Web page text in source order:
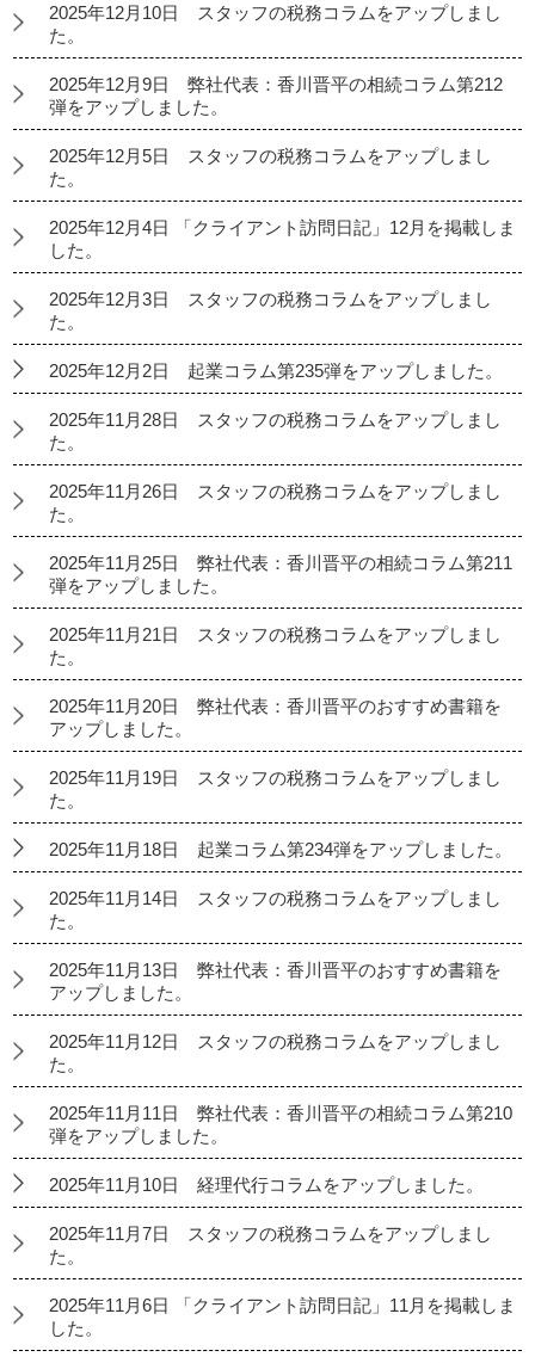
2025年12月10日 スタッフの税務コラムをアップしまし
た。
2025年12月9日 弊社代表：香川晋平の相続コラム第212
弾をアップしました。
2025年12月5日 スタッフの税務コラムをアップしまし
た。
2025年12月4日 「クライアント訪問日記」12月を掲載しま
した。
2025年12月3日 スタッフの税務コラムをアップしまし
た。
2025年12月2日 起業コラム第235弾をアップしました。
2025年11月28日 スタッフの税務コラムをアップしまし
た。
2025年11月26日 スタッフの税務コラムをアップしまし
た。
2025年11月25日 弊社代表：香川晋平の相続コラム第211
弾をアップしました。
2025年11月21日 スタッフの税務コラムをアップしまし
た。
2025年11月20日 弊社代表：香川晋平のおすすめ書籍を
アップしました。
2025年11月19日 スタッフの税務コラムをアップしまし
た。
2025年11月18日 起業コラム第234弾をアップしました。
2025年11月14日 スタッフの税務コラムをアップしまし
た。
2025年11月13日 弊社代表：香川晋平のおすすめ書籍を
アップしました。
2025年11月12日 スタッフの税務コラムをアップしまし
た。
2025年11月11日 弊社代表：香川晋平の相続コラム第210
弾をアップしました。
2025年11月10日 経理代行コラムをアップしました。
2025年11月7日 スタッフの税務コラムをアップしまし
た。
2025年11月6日 「クライアント訪問日記」11月を掲載しま
した。